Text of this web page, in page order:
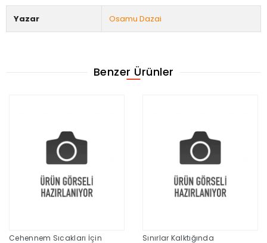
Yazar Osamu Dazai
Benzer Ürünler
Cehennem Sıcakları İçin
Sınırlar Kalktığında